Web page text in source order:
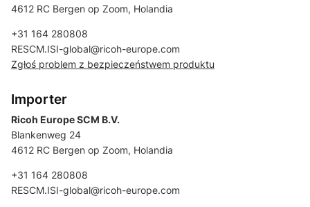
4612 RC Bergen op Zoom, Holandia
+31 164 280808
RESCM.ISI-global@ricoh-europe.com
Zgłoś problem z bezpieczeństwem produktu
Importer
Ricoh Europe SCM B.V.
Blankenweg 24
4612 RC Bergen op Zoom, Holandia
+31 164 280808
RESCM.ISI-global@ricoh-europe.com